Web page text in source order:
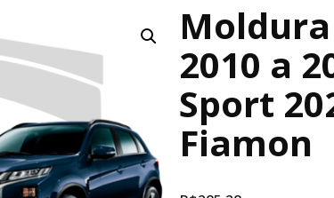
2010 a
Sport
Fiamon